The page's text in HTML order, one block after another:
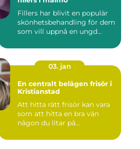
Fillers har blivit en populär
skönhetsbehandling för dem
som vill uppnå en ungd...
03. jan
En centralt belägen frisör i
Kristianstad
Att hitta rätt frisör kan vara
som att hitta en bra vän
någon du litar på...